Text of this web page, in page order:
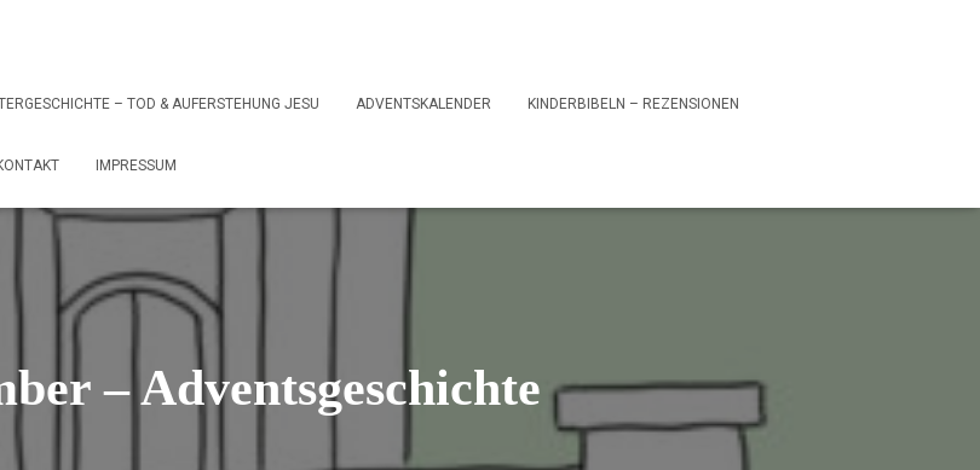
– TOD & AUFERSTEHUNG JESU ADVENTSKALENDER KINDERBIBELN – REZENSIONEN
IMPRESSUM
– Adventsgeschichte